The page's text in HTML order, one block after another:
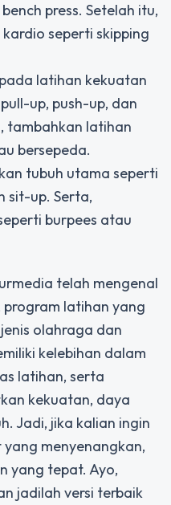
press. Setelah itu,
seperti skipping
latihan kekuatan
up, push-up, dan
tambahkan latihan
bersepeda.
tubuh utama seperti
sit-up. Serta,
burpees atau
telah mengenal
program latihan yang
olahraga dan
kelebihan dalam
latihan, serta
kekuatan, daya
Jadi, jika kalian ingin
menyenangkan,
yang tepat. Ayo,
jadilah versi terbaik